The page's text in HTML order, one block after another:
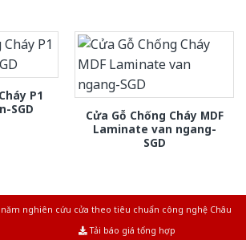
P1
SGD
Cửa Gỗ Chống Cháy MDF
Laminate van ngang-
SGD
nghiên cứu cửa theo tiêu chuẩn công nghệ Châu
Tải báo giá tổng hợp